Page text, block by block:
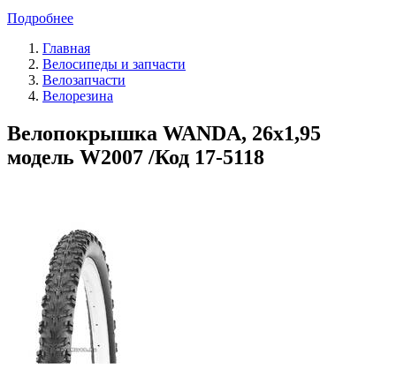
Подробнее
Главная
Велосипеды и запчасти
Велозапчасти
Велорезина
Велопокрышка WANDA, 26х1,95
модель W2007 /Код 17-5118